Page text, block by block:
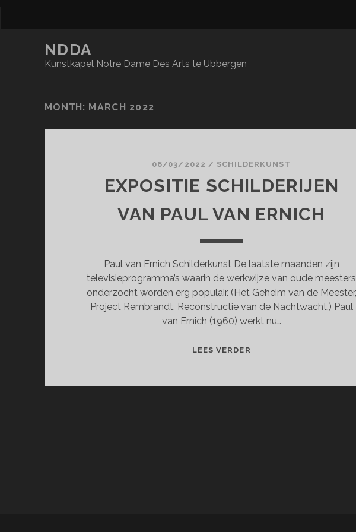
NDDA
Kunstkapel Notre Dame Des Arts te Ubbergen
MONTH: MARCH 2022
06/03/2022 / SCHILDERKUNST
EXPOSITIE SCHILDERIJEN
VAN PAUL VAN ERNICH
Paul van Ernich Schilderkunst De laatste maanden zijn
televisieprogramma’s waarin de werkwijze van oude meesters
onderzocht worden erg populair. (Het Geheim van de Meester,
Project Rembrandt, Reconstructie van de Nachtwacht.) Paul
van Ernich (1960) werkt nu…
LEES VERDER